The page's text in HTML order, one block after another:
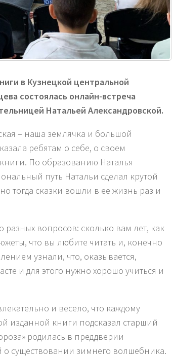
в Кузнецкой центральной
состоялась онлайн-встреча
Натальей Александровской.
– наша землячка и большой
ребятам о себе, о своем
По образованию Наталья
путь Натальи сделал крутой
тогда сказки вошли в ее жизнь раз и
вопросов: сколько вам лет, как
что вы любите читать и, конечно
узнали, что, оказывается,
и для этого нужно хорошо учиться и
и весело, что каждому
изданной книги подсказал старший
родилась в преддверии
о существовании зимнего волшебника.